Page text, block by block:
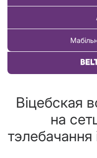
Віцебская
на